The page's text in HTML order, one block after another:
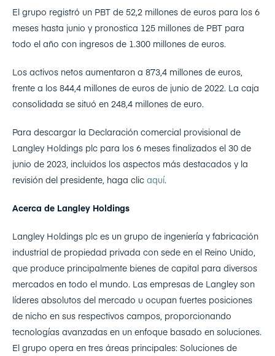
El grupo registró un PBT de 52,2 millones de euros para los 6
meses hasta junio y pronostica 125 millones de PBT para
todo el año con ingresos de 1.300 millones de euros.
Los activos netos aumentaron a 873,4 millones de euros,
frente a los 844,4 millones de euros de junio de 2022. La caja
consolidada se situó en 248,4 millones de euro.
Para descargar la Declaración comercial provisional de
Langley Holdings plc para los 6 meses finalizados el 30 de
junio de 2023, incluidos los aspectos más destacados y la
revisión del presidente, haga clic aquí.
Acerca de Langley Holdings
Langley Holdings plc es un grupo de ingeniería y fabricación
industrial de propiedad privada con sede en el Reino Unido,
que produce principalmente bienes de capital para diversos
mercados en todo el mundo. Las empresas de Langley son
líderes absolutos del mercado u ocupan fuertes posiciones
de nicho en sus respectivos campos, proporcionando
tecnologías avanzadas en un enfoque basado en soluciones.
El grupo opera en tres áreas principales: Soluciones de